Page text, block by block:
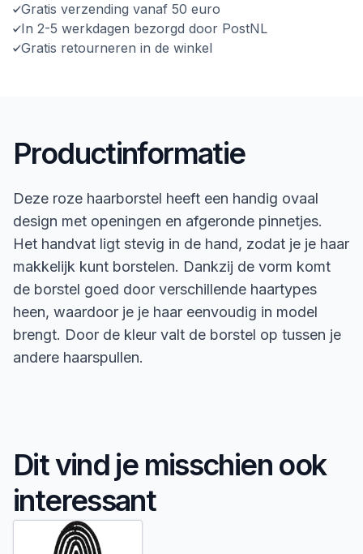
Gratis verzending vanaf 50 euro
In 2-5 werkdagen bezorgd door PostNL
Gratis retourneren in de winkel
Productinformatie
Deze roze haarborstel heeft een handig ovaal
design met openingen en afgeronde pinnetjes.
Het handvat ligt stevig in de hand, zodat je je haar
makkelijk kunt borstelen. Dankzij de vorm komt
de borstel goed door verschillende haartypes
heen, waardoor je je haar eenvoudig in model
brengt. Door de kleur valt de borstel op tussen je
andere haarspullen.
Dit vind je misschien ook
interessant